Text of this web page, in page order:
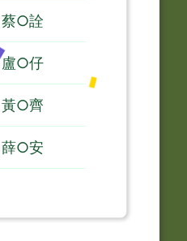
蔡○詮
盧○仔
黃○齊
薛○安